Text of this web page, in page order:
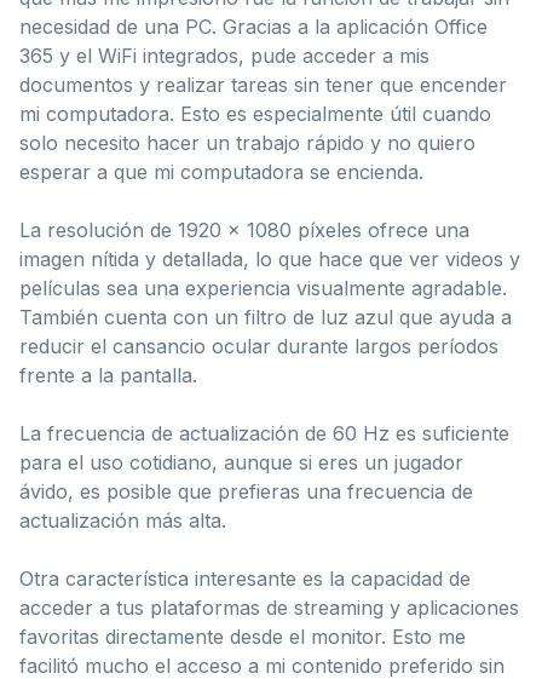
necesidad de una PC. Gracias a la aplicación Office
365 y el WiFi integrados, pude acceder a mis
documentos y realizar tareas sin tener que encender
mi computadora. Esto es especialmente útil cuando
solo necesito hacer un trabajo rápido y no quiero
esperar a que mi computadora se encienda.
La resolución de 1920 x 1080 píxeles ofrece una
imagen nítida y detallada, lo que hace que ver videos y
películas sea una experiencia visualmente agradable.
También cuenta con un filtro de luz azul que ayuda a
reducir el cansancio ocular durante largos períodos
frente a la pantalla.
La frecuencia de actualización de 60 Hz es suficiente
para el uso cotidiano, aunque si eres un jugador
ávido, es posible que prefieras una frecuencia de
actualización más alta.
Otra característica interesante es la capacidad de
acceder a tus plataformas de streaming y aplicaciones
favoritas directamente desde el monitor. Esto me
facilitó mucho el acceso a mi contenido preferido sin